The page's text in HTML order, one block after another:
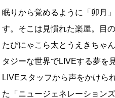
眠りから覚めるように「卯月
す。そこは見慣れた楽屋。目
たぴにゃこら太とうえきちゃ
タジーな世界でLIVEする夢を
LIVEスタッフから声をかけら
た「ニュージェネレーション